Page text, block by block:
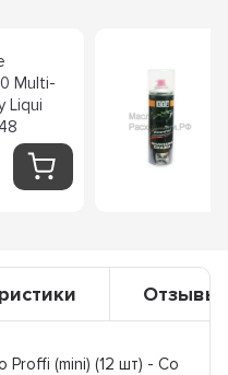
Multi-
Liqui
Отзывы
(mini) (12 шт) - Со